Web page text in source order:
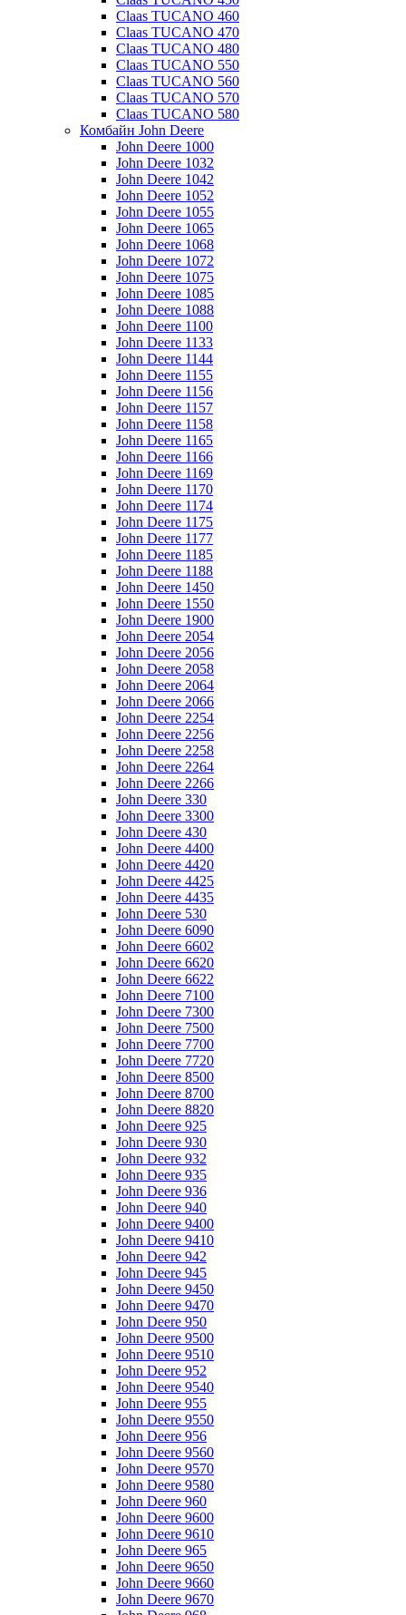
Claas TUCANO 460
Claas TUCANO 470
Claas TUCANO 480
Claas TUCANO 550
Claas TUCANO 560
Claas TUCANO 570
Claas TUCANO 580
Комбайн John Deere
John Deere 1000
John Deere 1032
John Deere 1042
John Deere 1052
John Deere 1055
John Deere 1065
John Deere 1068
John Deere 1072
John Deere 1075
John Deere 1085
John Deere 1088
John Deere 1100
John Deere 1133
John Deere 1144
John Deere 1155
John Deere 1156
John Deere 1157
John Deere 1158
John Deere 1165
John Deere 1166
John Deere 1169
John Deere 1170
John Deere 1174
John Deere 1175
John Deere 1177
John Deere 1185
John Deere 1188
John Deere 1450
John Deere 1550
John Deere 1900
John Deere 2054
John Deere 2056
John Deere 2058
John Deere 2064
John Deere 2066
John Deere 2254
John Deere 2256
John Deere 2258
John Deere 2264
John Deere 2266
John Deere 330
John Deere 3300
John Deere 430
John Deere 4400
John Deere 4420
John Deere 4425
John Deere 4435
John Deere 530
John Deere 6090
John Deere 6602
John Deere 6620
John Deere 6622
John Deere 7100
John Deere 7300
John Deere 7500
John Deere 7700
John Deere 7720
John Deere 8500
John Deere 8700
John Deere 8820
John Deere 925
John Deere 930
John Deere 932
John Deere 935
John Deere 936
John Deere 940
John Deere 9400
John Deere 9410
John Deere 942
John Deere 945
John Deere 9450
John Deere 9470
John Deere 950
John Deere 9500
John Deere 9510
John Deere 952
John Deere 9540
John Deere 955
John Deere 9550
John Deere 956
John Deere 9560
John Deere 9570
John Deere 9580
John Deere 960
John Deere 9600
John Deere 9610
John Deere 965
John Deere 9650
John Deere 9660
John Deere 9670